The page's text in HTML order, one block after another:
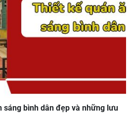
sáng bình dân đẹp và những lưu